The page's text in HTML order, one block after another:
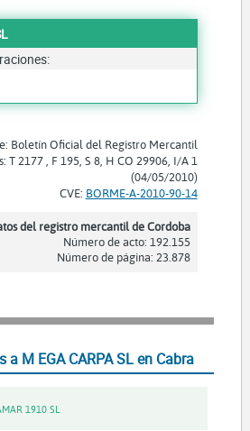
Boletín Oficial del Registro Mercantil
T 2177 , F 195, S 8, H CO 29906, I/A 1
(04/05/2010)
CVE: BORME-A-2010-90-14
del registro mercantil de Cordoba
Número de acto: 192.155
Número de página: 23.878
a M EGA CARPA SL en Cabra
1910 SL